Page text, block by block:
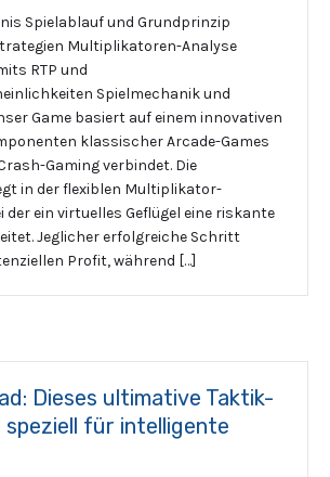
Spielablauf und Grundprinzip
Multiplikatoren-Analyse
RTP und
Spielmechanik und
Game basiert auf einem innovativen
klassischer Arcade-Games
Gaming verbindet. Die
in der flexiblen Multiplikator-
der ein virtuelles Geflügel eine riskante
Jeglicher erfolgreiche Schritt
Profit, während […]
Dieses ultimative Taktik-
speziell für intelligente